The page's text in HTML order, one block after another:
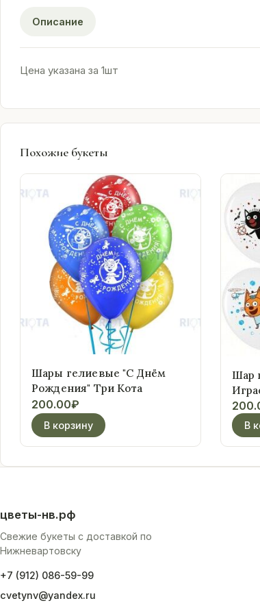
Описание
Цена указана за 1шт
Похожие букеты
Шары гелиевые "С Днём
Рождения" Три Кота
200.00₽
В корзину
Шар
В
цветы-нв.рф
Свежие букеты с доставкой по
Нижневартовску
+7 (912) 086-59-99
cvetynv@yandex.ru